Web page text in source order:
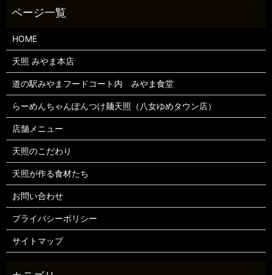
HOME
天照 みやま本店
道の駅みやまフードコート内 みやま食堂
らーめんちゃんぽんつけ麺天照（八女ゆめタウン店）
店舗メニュー
天照のこだわり
天照が作る食材たち
お問い合わせ
プライバシーポリシー
サイトマップ